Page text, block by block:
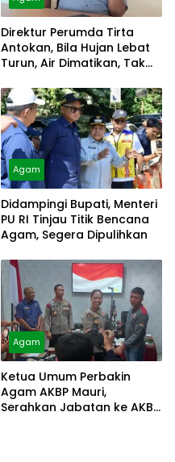
Direktur Perumda Tirta
Antokan, Bila Hujan Lebat
Turun, Air Dimatikan, Tak
Agam
Didampingi Bupati, Menteri
PU RI Tinjau Titik Bencana
Agam, Segera Dipulihkan
Agam
Ketua Umum Perbakin
Agam AKBP Mauri,
Serahkan Jabatan ke AKBP